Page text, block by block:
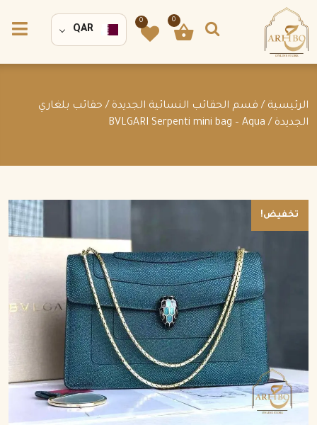
0
0
QAR
الرئيسية / قسم الحقائب النسائية الجديدة / حقائب بلغاري
الجديدة / BVLGARI Serpenti mini bag – Aqua
تخفيض!